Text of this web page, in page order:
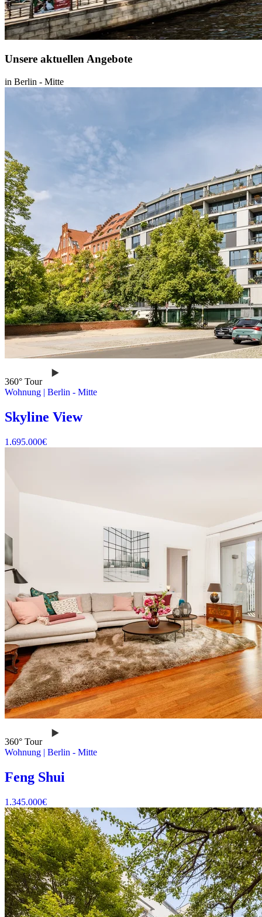
Unsere aktuellen Angebote
in Berlin - Mitte
360° Tour
Wohnung | Berlin - Mitte
Skyline View
1.695.000€
360° Tour
Wohnung | Berlin - Mitte
Feng Shui
1.345.000€